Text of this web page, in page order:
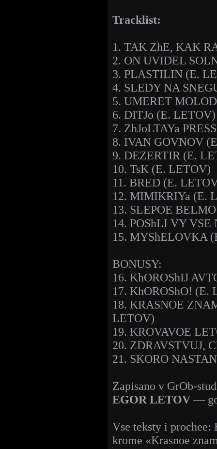
Tracklist:
1. TAK ZhE, KAK
2. ON UVIDEL
3. PLASTILIN (E.
4. SLEDY NA
5. UMERET
6. DITJo (E. LETOV)
7. ZhJoLTAYa
8. IVAN GOVNOV
9. DEZERTIR (E.
10. TsK (E. LETOV)
11. BRED (E.
12. MIMIKRIYa (E.
13. SLEPOE
14. POShLI VY
15. MYShELOVKA
BONUSY:
16. KhOROShIJ
17. KhOROShO! (E.
18. KRASNOE
LETOV)
19. KROVAVOE
20. ZDRAVSTVUJ,
21. SKORO
Zapisano v GrOb-
EGOR LETOV—
Vse teksty i prochee:
krome «Krasnoe